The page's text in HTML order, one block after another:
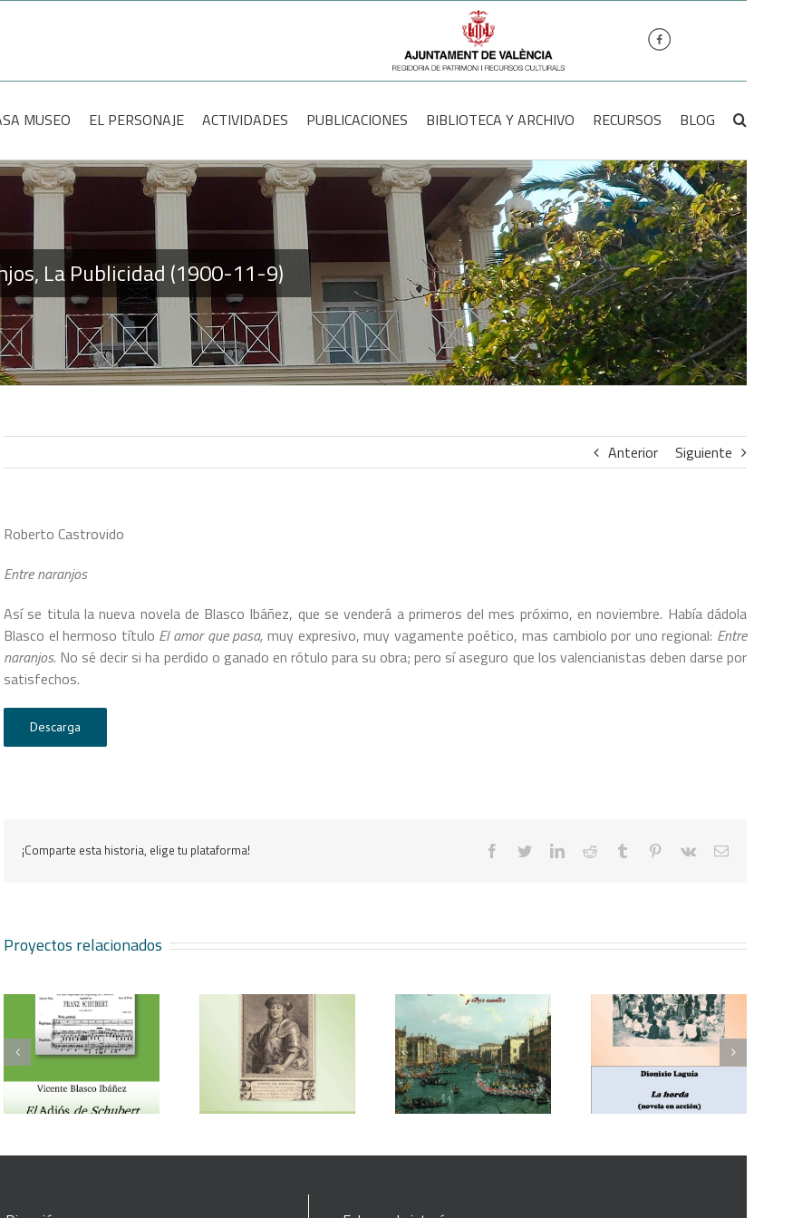
MUSEO
EL PERSONAJE ACTIVIDADES PUBLICACIONES BIBLIOTECA Y ARCHIVO RECURSOS BLOG
La Publicidad (1900-11-9)
Anterior Siguiente
Roberto Castrovido
Entre naranjos
Así se titula la nueva novela de Blasco Ibáñez, que se venderá a primeros del mes próximo, en noviembre. Había dádola
Blasco el hermoso título El amor que pasa, muy expresivo, muy vagamente poético, mas cambiolo por uno regional: Entre
naranjos. No sé decir si ha perdido o ganado en rótulo para su obra; pero sí aseguro que los valencianistas deben darse por
satisfechos.
Descarga
¡Comparte esta historia, elige tu plataforma! facebooktwitterlinkedinreddit tumblr pinterest
vk
Correo
Proyectos relacionados
Vicente Blasco Ibáñez,
Hugo de Moncada
Aventura veneciana y
otros cuentos
Dionisio Laguía, La
horda (novela en
acción)
Enrique Blanco Rojas,
Arroz y tartana
(comedia en tres
actos)